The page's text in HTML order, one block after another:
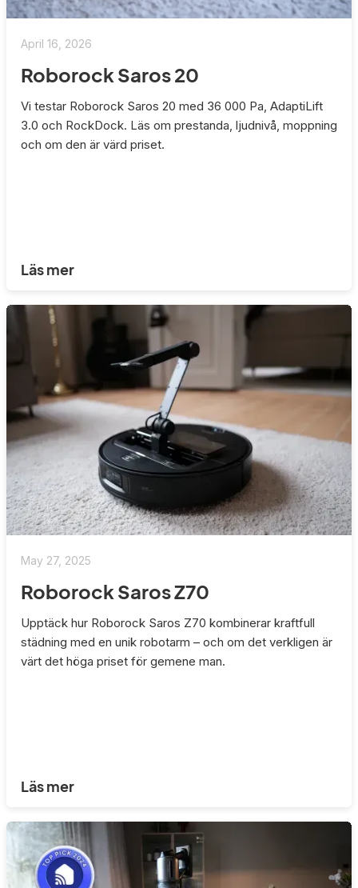
April 16, 2026
Roborock Saros 20
Vi testar Roborock Saros 20 med 36 000 Pa, AdaptiLift
3.0 och RockDock. Läs om prestanda, ljudnivå, moppning
och om den är värd priset.
Läs mer
May 27, 2025
Roborock Saros Z70
Upptäck hur Roborock Saros Z70 kombinerar kraftfull
städning med en unik robotarm – och om det verkligen är
värt det höga priset för gemene man.
Läs mer